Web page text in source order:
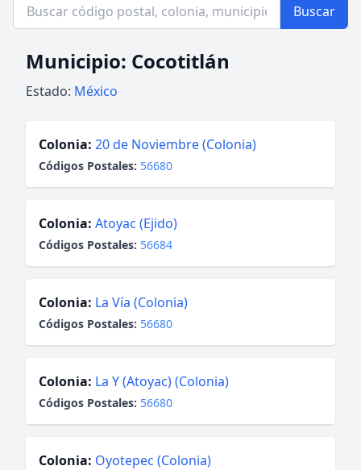
Buscar
Municipio: Cocotitlán
Estado: México
Colonia: 20 de Noviembre (Colonia)
Códigos Postales: 56680
Colonia: Atoyac (Ejido)
Códigos Postales: 56684
Colonia: La Vía (Colonia)
Códigos Postales: 56680
Colonia: La Y (Atoyac) (Colonia)
Códigos Postales: 56680
Colonia: Oyotepec (Colonia)